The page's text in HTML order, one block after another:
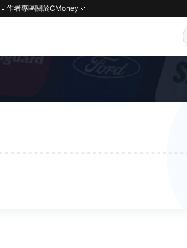
作者專區關於CMoney